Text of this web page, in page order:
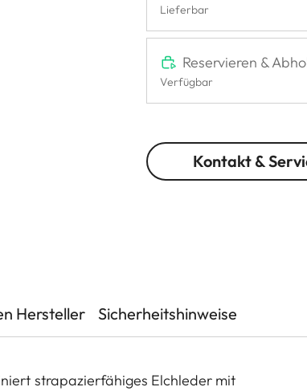
Lieferbar
Reservieren &
Verfügbar
Kontakt &
Hersteller Sicherheitshinweise
strapazierfähiges Elchleder mit